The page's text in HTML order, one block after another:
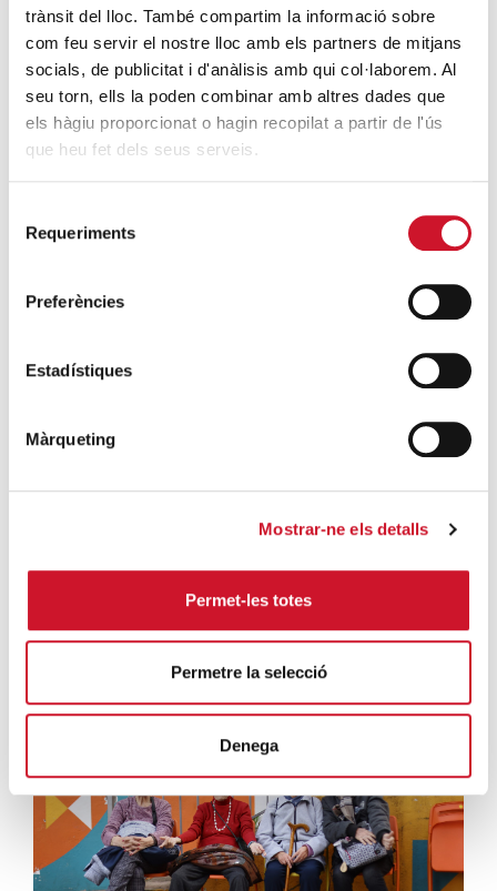
trànsit del lloc. També compartim la informació sobre
com feu servir el nostre lloc amb els partners de mitjans
socials, de publicitat i d'anàlisis amb qui col·laborem. Al
seu torn, ells la poden combinar amb altres dades que
els hàgiu proporcionat o hagin recopilat a partir de l'ús
que heu fet dels seus serveis.
Requeriments
Preferències
Estadístiques
Màrqueting
Mostrar-ne els detalls
Permet-les totes
Permetre la selecció
Denega
DARRERES ENTRADES
Càritas expressa la seva preocupació per
la situació a Ceuta i fa una crida a la
protecció de la dignitat humana
SEGUEIX LLEGINT
4.100 persones en el dispositiu
SEGUEIX LLEGINT
SEGUEIX LLEGINT
El voluntariat, una oportunitat per fer
Campanyes solidàries